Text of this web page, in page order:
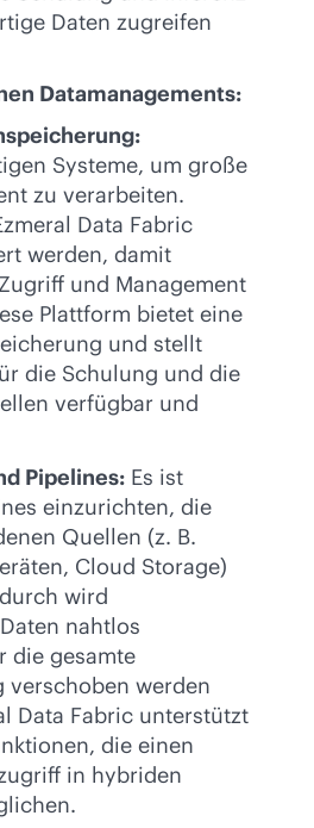
Daten zugreifen
Datamanagements:
Systeme, um große
zu verarbeiten.
Data Fabric
werden, damit
und Management
Plattform bietet eine
und stellt
die Schulung und die
verfügbar und
Pipelines: Es ist
einzurichten, die
Quellen (z. B.
Cloud Storage)
wird
nahtlos
die gesamte
werden
Data Fabric unterstützt
die einen
in hybriden